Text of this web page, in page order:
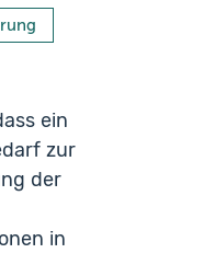
ein
zur
der
in